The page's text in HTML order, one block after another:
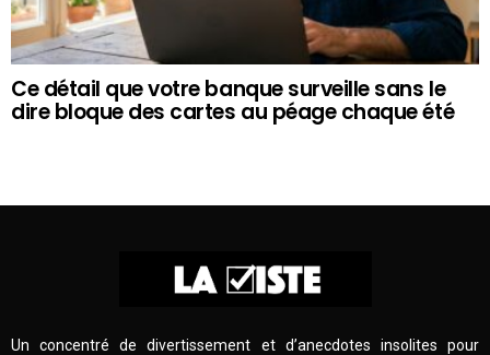
Ce détail que votre banque surveille sans le
dire bloque des cartes au péage chaque été
Un concentré de divertissement et d’anecdotes insolites pour